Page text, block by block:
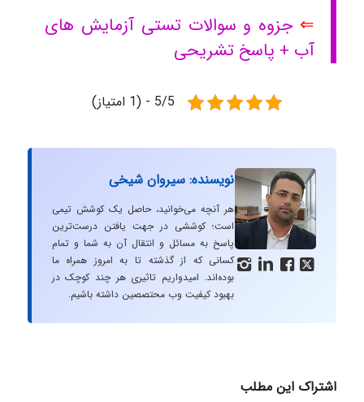
⇐جزوه و سوالات تستی آزمایش های
آب + پاسخ تشریحی
5/5 - (1 امتیاز)
   
نویسنده: سیروان شیخی
هر آنچه می‌خوانید، حاصل یک کوشش تیمی
است؛ کوششی در جهت یافتن درست‌ترین
پاسخ به مسائل و انتقال آن به شما و تمام
کسانی که از گذشته تا به امروز همراه ما
بوده‌اند. امیدواریم تاثیری هر چند کوچک در
بهبود کیفیت وب محتصصین داشته باشیم.
اشتراک این مطلب